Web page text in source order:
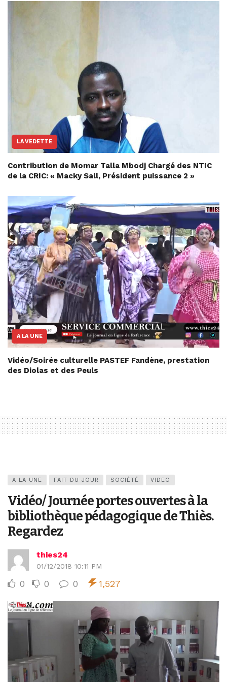
LA VEDETTE
Contribution de Momar Talla Mbodj Chargé des NTIC
de la CRIC: « Macky Sall, Président puissance 2 »
A LA UNE
Vidéo/Soirée culturelle PASTEF Fandène, prestation
des Diolas et des Peuls
A LA UNE FAIT DU JOUR SOCIÉTÉ VIDEO
Vidéo/ Journée portes ouvertes à la
bibliothèque pédagogique de Thiès.
Regardez
thies24
01/12/2018 10:11 PM
0 0 0 1,527